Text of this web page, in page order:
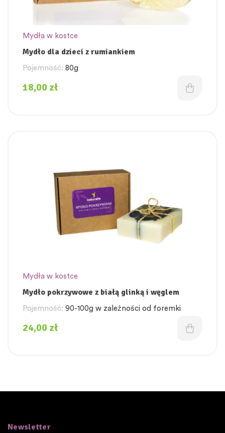
Mydła w kostce
Mydło dla dzieci z rumiankiem
Pojemność: 80g
18,00 zł
Mydła w kostce
Mydło pokrzywowe z białą glinką i węglem
Pojemność: 90-100g w zależności od foremki
24,00 zł
Newsletter